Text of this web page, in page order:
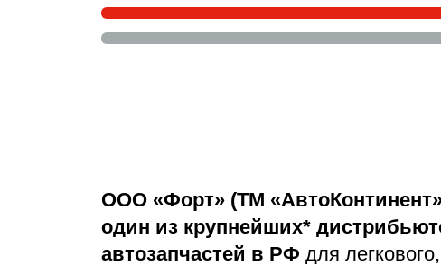
ООО «Форт» (ТМ
один из крупнейших*
автозапчастей в РФ для